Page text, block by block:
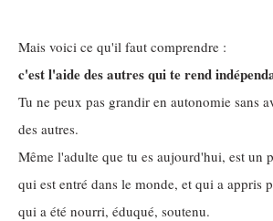
Mais voici ce qu'il faut comprendre :
c'est l'aide des autres qui te rend
Tu ne peux pas grandir en autonomie sans
des autres.
Même l'adulte que tu es aujourd'hui, est un
qui est entré dans le monde, et qui a appris
qui a été nourri, éduqué, soutenu.